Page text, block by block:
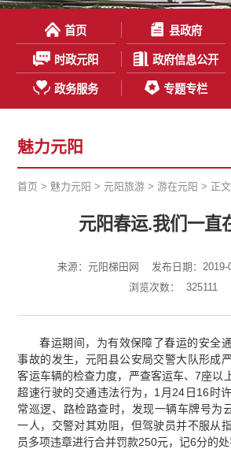
首页 县政府
时政元阳 政府信息公开
政务服务 专题专栏
魅力元阳
首页 > 魅力元阳 >元阳旅游 >游在元阳 > 正文
元阳春运.我们一直
来源：元阳梯田网
发布日期：
浏览次数：
325111
春运期间，为有效保障了春运的安全
事故的发生，元阳县公安局交警大队形成
客运车辆的检查力度，严查客运车、7座以
超速行驶的交通违法行为，1月24日16时
常巡逻、路检路查时，发现一辆车牌号为
一人，交警对其劝阻，但驾驶员并不服从
员多项违章进行合并罚款250元，记6分的处